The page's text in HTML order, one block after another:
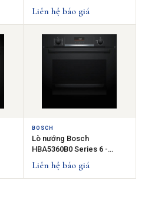
Công suất 3400W - 71L
Liên hệ báo giá
BOSCH
Lò nướng Bosch
HBA5360B0 Series 6 -
AutoPilot 10
Liên hệ báo giá